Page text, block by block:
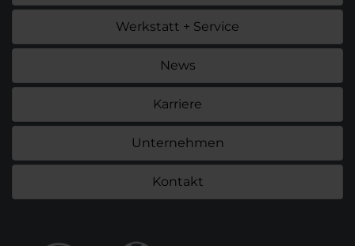
Werkstatt + Service
News
Karriere
Unternehmen
Kontakt